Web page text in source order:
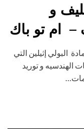
و
– ام تو باك
البولي إثيلين التي
الهندسيه و توريد